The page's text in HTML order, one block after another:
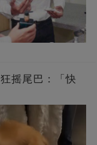
摇尾巴：「快